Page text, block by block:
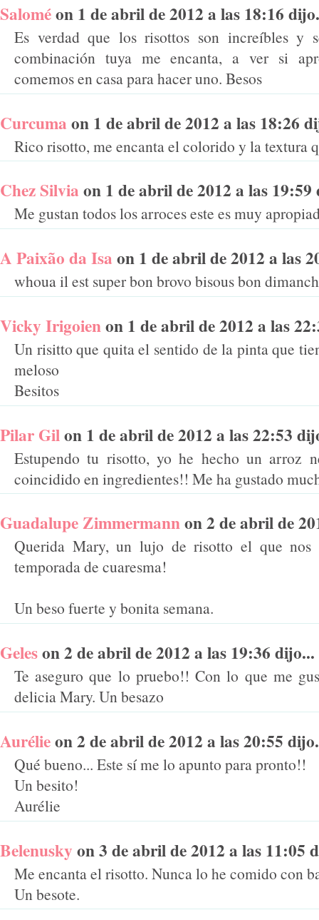
Saloméon 1 de abril de 2012 a las 18:16
Es verdad que los risottos son increíbles y
combinación tuya me encanta, a ver si
comemos en casa para hacer uno. Besos
Curcuma on 1 de abril de 2012 a las 18:26
Rico risotto, me encanta el colorido y la textura
Chez Silvia on 1 de abril de 2012 a las 19:59
Me gustan todos los arroces este es muy
A Paixão da Isa on 1 de abril de 2012 a las
whoua il est super bon brovo bisous bon
Vicky Irigoienon 1 de abril de 2012 a las
Un risitto que quita el sentido de la pinta que
meloso
Besitos
Pilar Gilon 1 de abril de 2012 a las 22:53
Estupendo tu risotto, yo he hecho un arroz
coincidido en ingredientes!! Me ha gustado
Guadalupe Zimmermannon 2 de abril de
Querida Mary, un lujo de risotto el que nos
temporada de cuaresma!
Un beso fuerte y bonita semana.
Geleson 2 de abril de 2012 a las 19:36 dijo...
Te aseguro que lo pruebo!! Con lo que me
delicia Mary. Un besazo
Aurélieon 2 de abril de 2012 a las 20:55
Qué bueno... Este sí me lo apunto para pronto!!
Un besito!
Aurélie
Belenusky on 3 de abril de 2012 a las 11:05
Me encanta el risotto. Nunca lo he comido con
Un besote.